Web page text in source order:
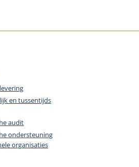
en tussentijds
audit
ondersteuning
organisaties